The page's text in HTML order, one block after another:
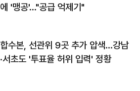
에 '맹공'…"공급 억제기"
합수본, 선관위 9곳 추가 압색…강남
·서초도 '투표율 허위 입력' 정황